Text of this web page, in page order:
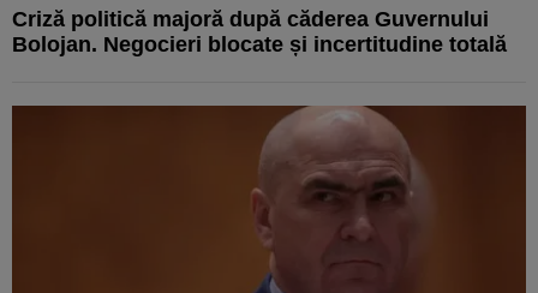
Criză politică majoră după căderea Guvernului
Bolojan. Negocieri blocate și incertitudine totală